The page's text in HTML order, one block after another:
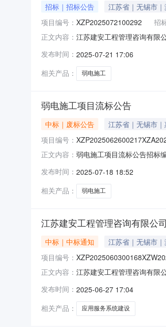
招标｜招标公告 江苏省｜无锡市
项目编号： XZP2025072100292 招
正文内容： 江苏建安工程管理咨询有限
大运信息科技股份有限公司
道预埋、智能交安、监控系统
发布时间： 2025-07-21 17:06
相关产品：
弱电施工
弱电施工项目流标公告
中标｜废标公告 江苏省｜无锡市
项目编号：
正文内容： 弱电施工项目流标公告招标
本项目流标。4、流标日期
发布时间： 2025-07-18 18:52
相关产品：
弱电施工
江苏建安工程管理咨询有限公
中标｜中标通知 江苏省｜无锡市
项目编号：
正文内容： 江苏建安工程管理咨询有限
1、项目编号：
发布时间： 2025-06-27 17:04
相关产品：
应用服务系统建设